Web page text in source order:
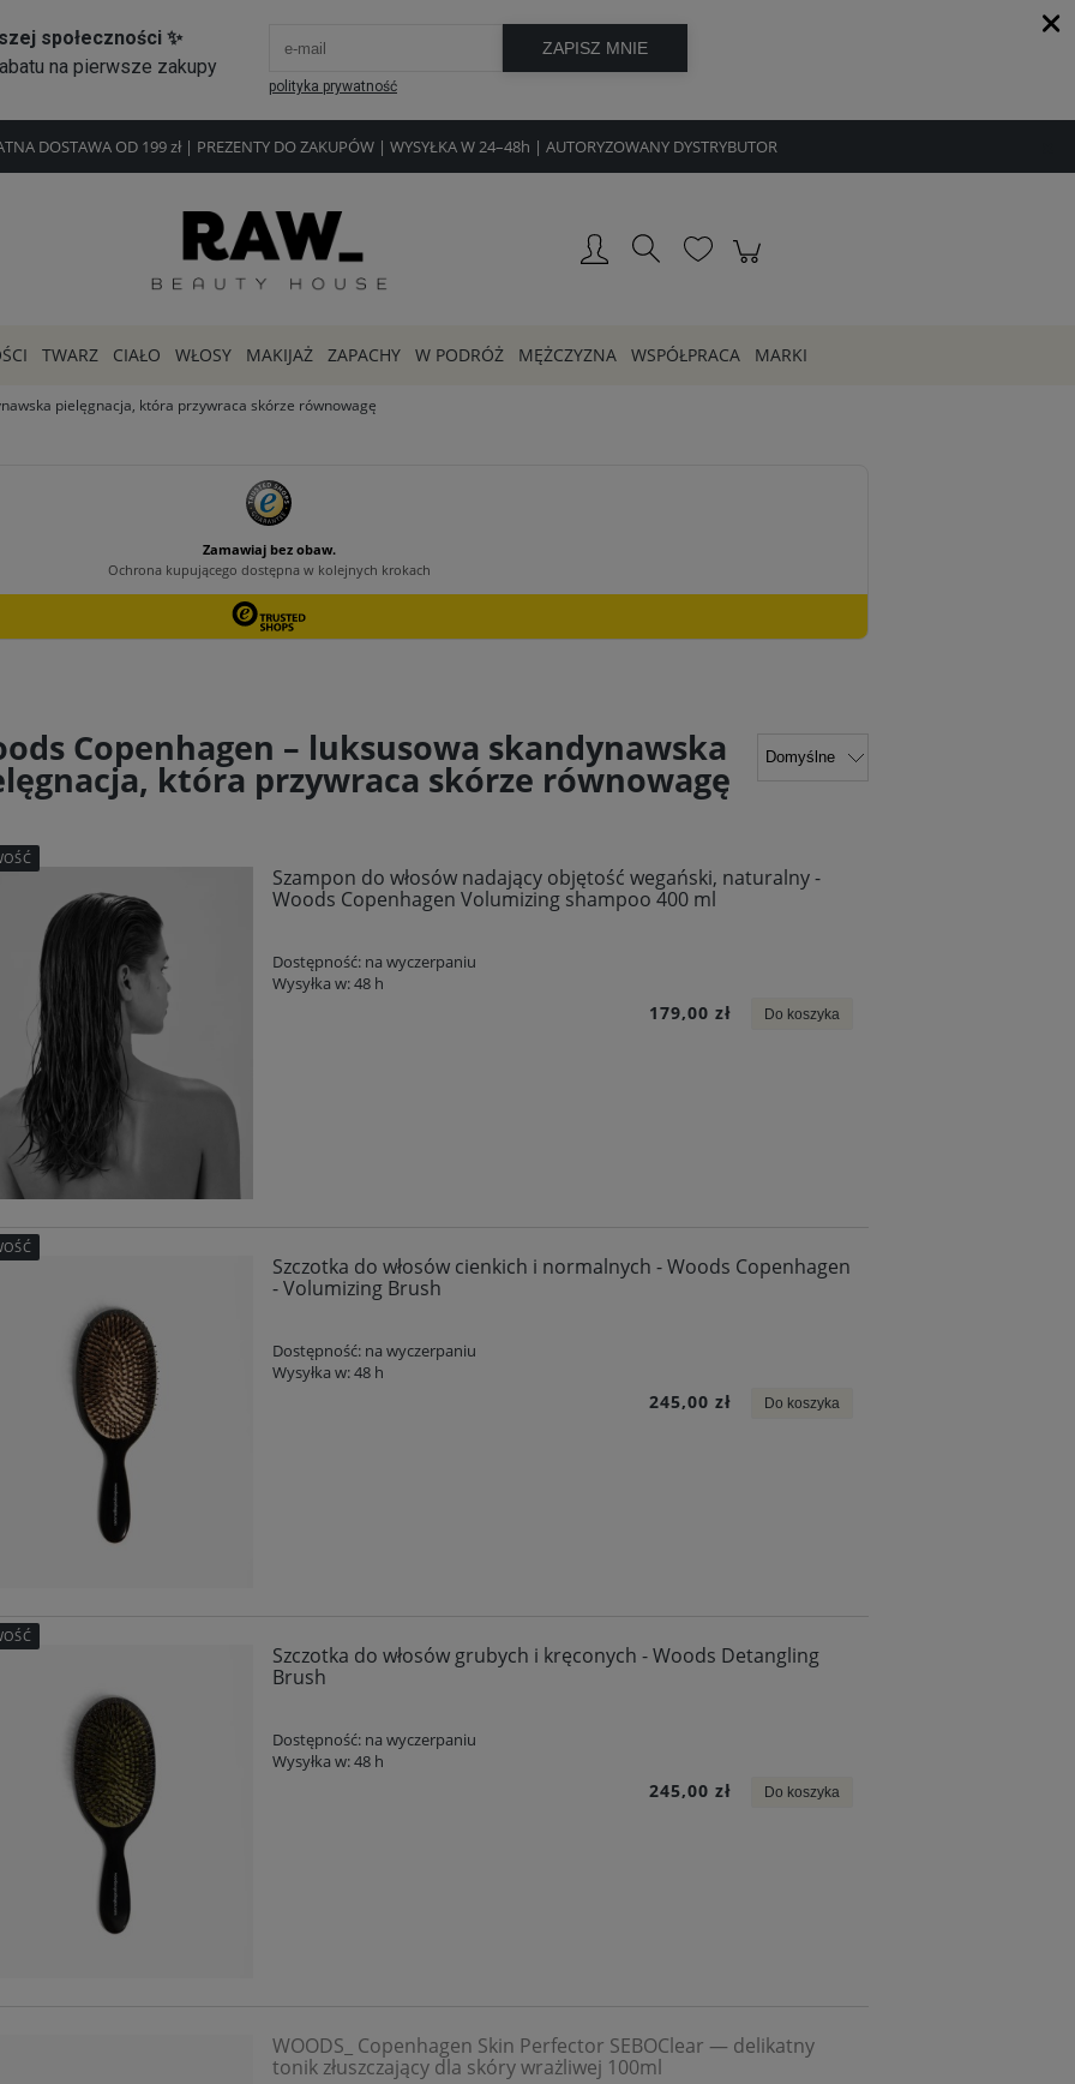
DOSTAWA OD 199 zł | PREZENTY DO ZAKUPÓW | WYSYŁKA W 24–48h | AUTORYZOWANY DYSTRYBUTOR
TWARZ CIAŁO WŁOSY MAKIJAŻ ZAPACHY W PODRÓŻ MĘŻCZYZNA WSPÓŁPRACA MARKI
pielęgnacja, która przywraca skórze równowagę
Copenhagen – luksusowa skandynawska
która przywraca skórze równowagę
Szampon do włosów nadający objętość wegański, naturalny -
Woods Copenhagen Volumizing shampoo 400 ml
Dostępność: na wyczerpaniu
Wysyłka w:48 h
179,00 zł Do koszyka
Szczotka do włosów cienkich i normalnych - Woods Copenhagen
- Volumizing Brush
Dostępność: na wyczerpaniu
Wysyłka w:48 h
245,00 zł Do koszyka
Szczotka do włosów grubych i kręconych - Woods Detangling
Brush
Dostępność: na wyczerpaniu
Wysyłka w:48 h
245,00 zł Do koszyka
WOODS_ Copenhagen Skin Perfector SEBOClear — delikatny
tonik złuszczający dla skóry wrażliwej 100ml